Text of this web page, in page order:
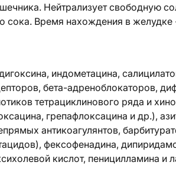
Нейтрализует свободную
сока. Время нахождения в желудке
индометацина,
бета-адреноблокаторов,
тетрациклинового ряда и
грепафлоксацина и др.),
антикоагулянтов,
фексофенадина,
кислот, пеницилламина и